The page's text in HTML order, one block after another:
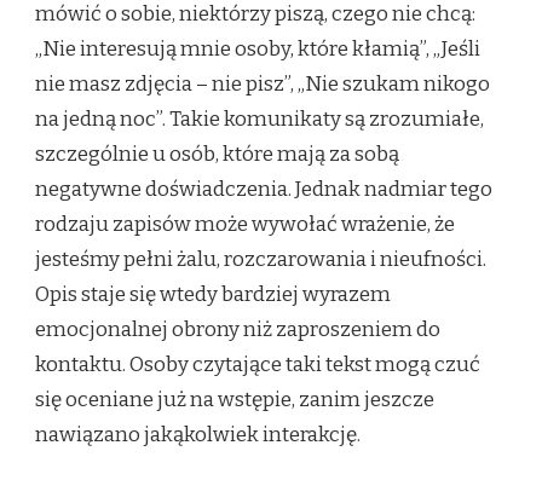
mówić o sobie, niektórzy piszą, czego nie chcą:
„Nie interesują mnie osoby, które kłamią”, „Jeśli
nie masz zdjęcia – nie pisz”, „Nie szukam nikogo
na jedną noc”. Takie komunikaty są zrozumiałe,
szczególnie u osób, które mają za sobą
negatywne doświadczenia. Jednak nadmiar tego
rodzaju zapisów może wywołać wrażenie, że
jesteśmy pełni żalu, rozczarowania i nieufności.
Opis staje się wtedy bardziej wyrazem
emocjonalnej obrony niż zaproszeniem do
kontaktu. Osoby czytające taki tekst mogą czuć
się oceniane już na wstępie, zanim jeszcze
nawiązano jakąkolwiek interakcję.